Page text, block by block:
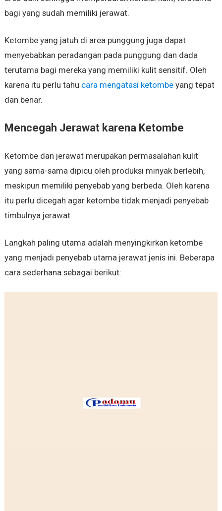
bagi yang sudah memiliki jerawat.
Ketombe yang jatuh di area punggung juga dapat
menyebabkan peradangan pada punggung dan dada
terutama bagi mereka yang memiliki kulit sensitif. Oleh
karena itu perlu tahu cara mengatasi ketombeyang tepat
dan benar.
Mencegah Jerawat karena Ketombe
Ketombe dan jerawat merupakan permasalahan kulit
yang sama-sama dipicu oleh produksi minyak berlebih,
meskipun memiliki penyebab yang berbeda. Oleh karena
itu perlu dicegah agar ketombe tidak menjadi penyebab
timbulnya jerawat.
Langkah paling utama adalah menyingkirkan ketombe
yang menjadi penyebab utama jerawat jenis ini. Beberapa
cara sederhana sebagai berikut: